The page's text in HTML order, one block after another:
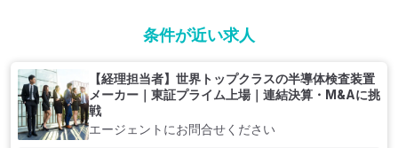
条件が近い求人
【経理担当者】世界トップクラスの半導体検査装置
メーカー｜東証プライム上場｜連結決算・M&Aに挑
戦
エージェントにお問合せください